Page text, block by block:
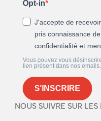
Opt-in
J'accepte de
pris connaissance
confidentialité et
Vous pouvez vous
lien présent dans nos emails.
S'INSCRIRE
NOUS SUIVRE SUR